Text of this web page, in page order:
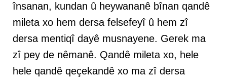
însanan, kundan û heywananê bînan qandê
mileta xo hem dersa felsefeyî û hem zî
dersa mentiqî dayê musnayene. Gerek ma
zî pey de nêmanê. Qandê mileta xo, hele
hele qandê qeçekandê xo ma zî dersa